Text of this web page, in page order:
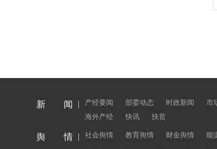
新 闻 产经要闻 部委动态 时政新闻 市
海外产经
快讯 扶贫
舆 情 社会舆情 教育舆情 财金舆情 能